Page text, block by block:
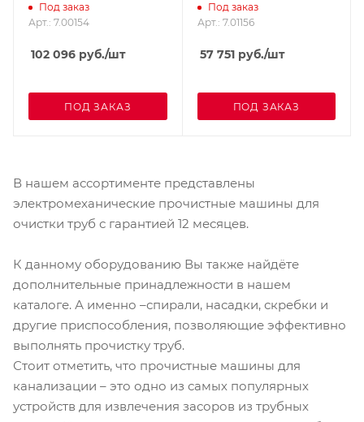
Под заказ
Арт.: 7.00154
102 096 руб./шт
ПОД ЗАКАЗ
Под заказ
Арт.: 7.01156
57 751руб./шт
ПОД ЗАКАЗ
В нашем ассортименте представлены
электромеханические прочистные машины для
очистки труб с гарантией 12 месяцев.
К данному оборудованию Вы также найдёте
дополнительные принадлежности в нашем
каталоге. А именно –спирали, насадки, скребки и
другие приспособления, позволяющие эффективно
выполнять прочистку труб.
Стоит отметить, что прочистные машины для
канализации – это одно из самых популярных
устройств для извлечения засоров из трубных